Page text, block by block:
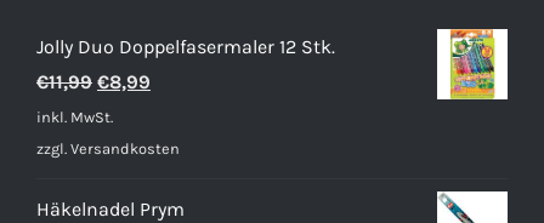
Jolly Duo Doppelfasermaler 12 Stk.
€11,99 Ursprünglicher
Preis
war:
€8,99
ist:
inkl. MwSt.
zzgl. Versandkosten
Häkelnadel Prym